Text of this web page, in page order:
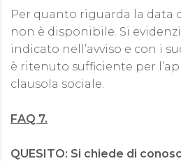
Per quanto riguarda la data
non è disponibile. Si
indicato nell’avviso e con i
è ritenuto sufficiente per
clausola sociale.
FAQ 7.
QUESITO: Si chiede di